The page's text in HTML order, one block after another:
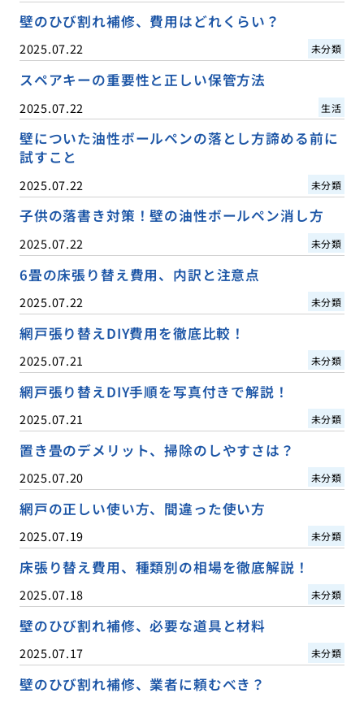
壁のひび割れ補修、費用はどれくらい？
2025.07.22 未分類
スペアキーの重要性と正しい保管方法
2025.07.22 生活
壁についた油性ボールペンの落とし方諦める前に
試すこと
2025.07.22 未分類
子供の落書き対策！壁の油性ボールペン消し方
2025.07.22 未分類
6畳の床張り替え費用、内訳と注意点
2025.07.22 未分類
網戸張り替えDIY費用を徹底比較！
2025.07.21 未分類
網戸張り替えDIY手順を写真付きで解説！
2025.07.21 未分類
置き畳のデメリット、掃除のしやすさは？
2025.07.20 未分類
網戸の正しい使い方、間違った使い方
2025.07.19 未分類
床張り替え費用、種類別の相場を徹底解説！
2025.07.18 未分類
壁のひび割れ補修、必要な道具と材料
2025.07.17 未分類
壁のひび割れ補修、業者に頼むべき？